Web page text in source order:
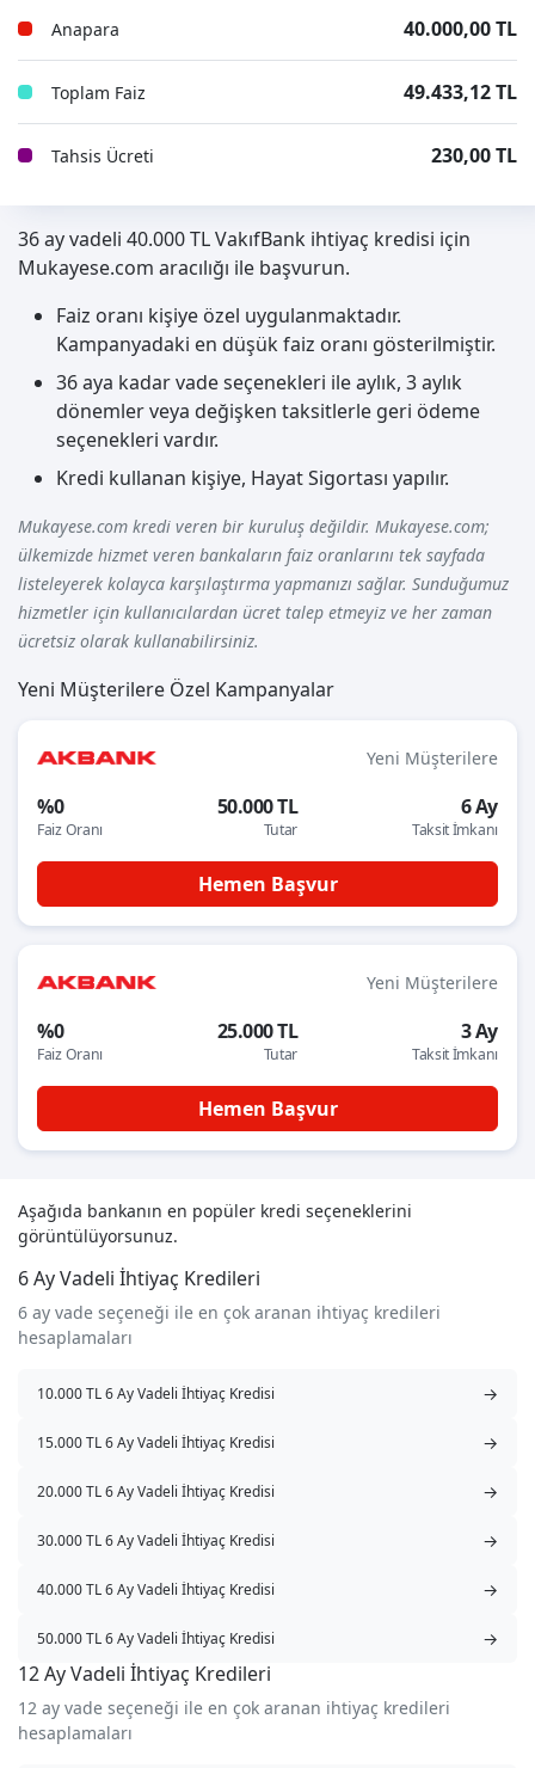
Anapara 40.000,00 TL
Toplam Faiz 49.433,12 TL
Tahsis Ücreti 230,00 TL
36 ay vadeli 40.000 TL VakıfBank ihtiyaç kredisi için
Mukayese.com aracılığı ile başvurun.
Faiz oranı kişiye özel uygulanmaktadır.
Kampanyadaki en düşük faiz oranı gösterilmiştir.
36 aya kadar vade seçenekleri ile aylık, 3 aylık
dönemler veya değişken taksitlerle geri ödeme
seçenekleri vardır.
Kredi kullanan kişiye, Hayat Sigortası yapılır.
Mukayese.com kredi veren bir kuruluş değildir. Mukayese.com;
ülkemizde hizmet veren bankaların faiz oranlarını tek sayfada
listeleyerek kolayca karşılaştırma yapmanızı sağlar. Sunduğumuz
hizmetler için kullanıcılardan ücret talep etmeyiz ve her zaman
ücretsiz olarak kullanabilirsiniz.
Yeni Müşterilere Özel Kampanyalar
Yeni Müşterilere
%0
Faiz Oranı
50.000 TL
Tutar
6 Ay
Taksit İmkanı
Hemen Başvur
Yeni Müşterilere
%0
Faiz Oranı
25.000 TL
Tutar
3 Ay
Taksit İmkanı
Hemen Başvur
Aşağıda bankanın en popüler kredi seçeneklerini
görüntülüyorsunuz.
6 Ay Vadeli İhtiyaç Kredileri
6 ay vade seçeneği ile en çok aranan ihtiyaç kredileri
hesaplamaları
10.000 TL 6 Ay Vadeli İhtiyaç Kredisi →
15.000 TL 6 Ay Vadeli İhtiyaç Kredisi →
20.000 TL 6 Ay Vadeli İhtiyaç Kredisi →
30.000 TL 6 Ay Vadeli İhtiyaç Kredisi →
40.000 TL 6 Ay Vadeli İhtiyaç Kredisi →
50.000 TL 6 Ay Vadeli İhtiyaç Kredisi →
12 Ay Vadeli İhtiyaç Kredileri
12 ay vade seçeneği ile en çok aranan ihtiyaç kredileri
hesaplamaları